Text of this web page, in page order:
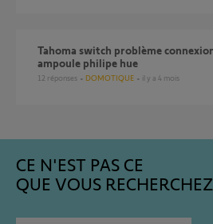
Tahoma switch problème connexion appel homekit et
ampoule philipe hue
12 réponses DOMOTIQUE il y a 4 mois
CE N'EST PAS CE
QUE VOUS RECHERCHEZ